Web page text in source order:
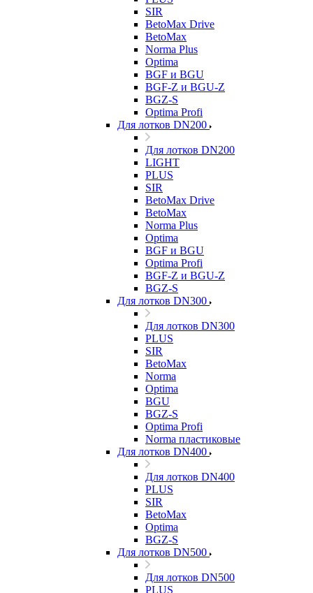
SIR
BetoMax Drive
BetoMax
Norma Plus
Optima
BGF и BGU
BGF-Z и BGU-Z
BGZ-S
Optima Profi
Для лотков DN200
Для лотков DN200
LIGHT
PLUS
SIR
BetoMax Drive
BetoMax
Norma Plus
Optima
BGF и BGU
Optima Profi
BGF-Z и BGU-Z
BGZ-S
Для лотков DN300
Для лотков DN300
PLUS
SIR
BetoMax
Norma
Optima
BGU
BGZ-S
Optima Profi
Norma пластиковые
Для лотков DN400
Для лотков DN400
PLUS
SIR
BetoMax
Optima
BGZ-S
Для лотков DN500
Для лотков DN500
PLUS